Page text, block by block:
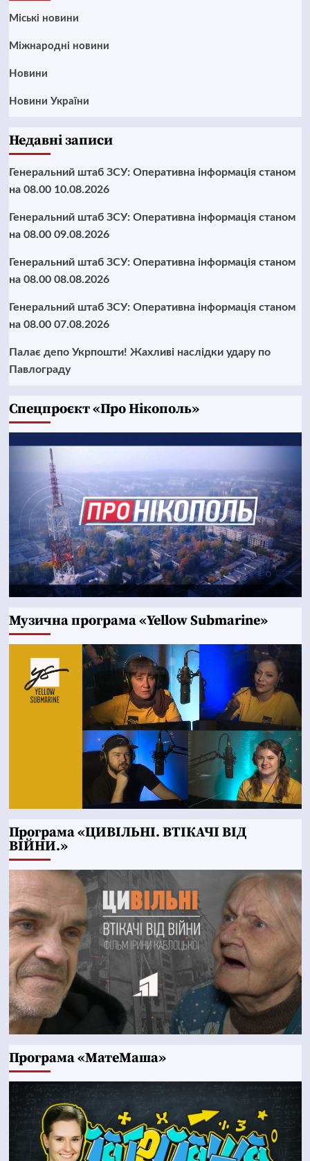
Mіські новини
Міжнародні новини
Новини
Новини України
Недавні записи
Генеральний штаб ЗСУ: Оперативна інформація станом
на 08.00 10.08.2026
Генеральний штаб ЗСУ: Оперативна інформація станом
на 08.00 09.08.2026
Генеральний штаб ЗСУ: Оперативна інформація станом
на 08.00 08.08.2026
Генеральний штаб ЗСУ: Оперативна інформація станом
на 08.00 07.08.2026
Палає депо Укрпошти! Жахливі наслідки удару по
Павлограду
Cпецпроєкт «Про Нікополь»
Музична програма «Yellow Submarine»
Програма «ЦИВІЛЬНІ. ВТІКАЧІ ВІД
ВІЙНИ.»
Програма «МатеМаша»